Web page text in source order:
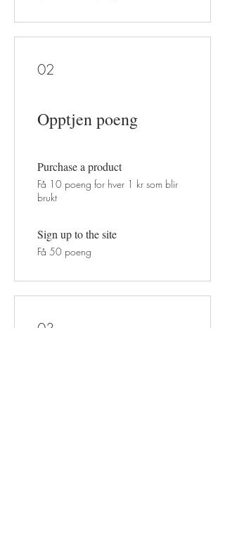
02
Opptjen poeng
Purchase a product
Få 10 poeng for hver 1 kr som blir
brukt
Sign up to the site
Få 50 poeng
03